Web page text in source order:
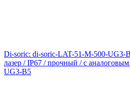
Di-soric: di-soric-LAT-51-M-500-UG3-
лазер / IP67 / прочный / с
UG3-B5